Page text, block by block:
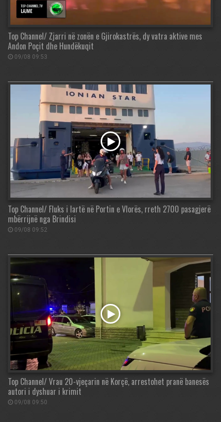
Top Channel/ Zjarri në zonën e Gjirokastrës, dy vatra aktive mes
Andon Poçit dhe Hundëkuqit
09/08 09:53
Top Channel/ Fluks i lartë në Portin e Vlorës, rreth 2700 pasagjerë
mbërrijnë nga Brindisi
09/08 09:52
Top Channel/ Vrau 20-vjeçarin në Korçë, arrestohet pranë banesës
autori i dyshuar i krimit
09/08 09:50